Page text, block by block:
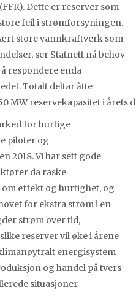
Dette er reserver som
feil i strømforsyningen.
store vannkraftverk som
ser Statnett nå behov
respondere enda
Totalt deltar åtte
MW reservekapasitet i årets
for hurtige
piloter og
2018. Vi har sett gode
da raske
effekt og hurtighet, og
for ekstra strøm i en
strøm over tid,
reserver vil øke i årene
energisystem
og handel på tvers
situasjoner